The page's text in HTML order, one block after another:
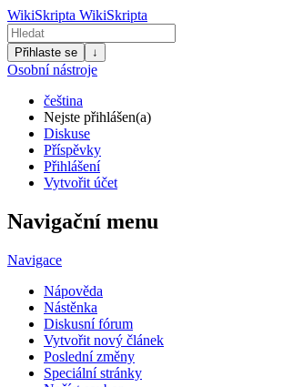
WikiSkripta WikiSkripta
Přihlaste se ↓
Osobní nástroje
čeština
Nejste přihlášen(a)
Diskuse
Příspěvky
Přihlášení
Vytvořit účet
Navigační menu
Navigace
Nápověda
Nástěnka
Diskusní fórum
Vytvořit nový článek
Poslední změny
Speciální stránky